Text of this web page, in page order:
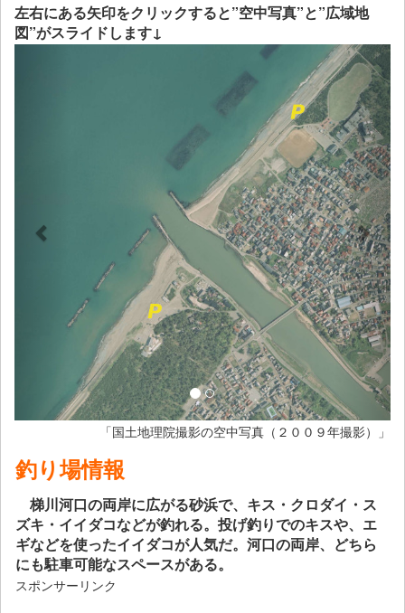
左右にある矢印をクリックすると”空中写真”と”広域地
図”がスライドします↓
Next
「国土地理院撮影の空中写真（２００９年撮影）」
釣り場情報
梯川河口の両岸に広がる砂浜で、キス・クロダイ・ス
ズキ・イイダコなどが釣れる。投げ釣りでのキスや、エ
ギなどを使ったイイダコが人気だ。河口の両岸、どちら
にも駐車可能なスペースがある。
スポンサーリンク